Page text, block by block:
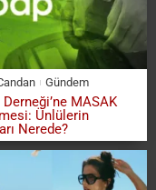
Gündem
MASAK
Ünlülerin
Nerede?